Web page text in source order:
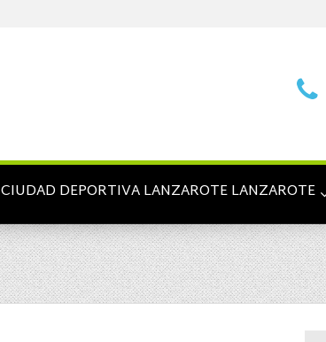
CIUDAD DEPORTIVA LANZAROTE LANZAROTE